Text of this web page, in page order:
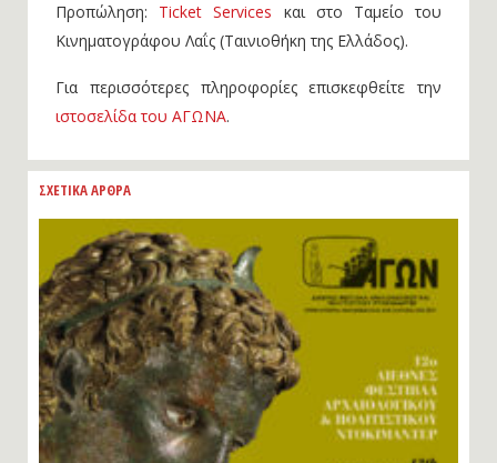
Προπώληση: Ticket Servicesκαι στο Ταμείο του
Για περισσότερες πληροφορίες επισκεφθείτε την